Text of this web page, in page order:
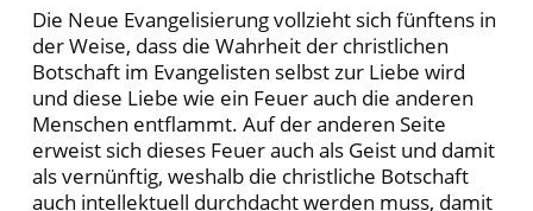
Die Neue Evangelisierung vollzieht sich fünftens in
der Weise, dass die Wahrheit der christlichen
Botschaft im Evangelisten selbst zur Liebe wird
und diese Liebe wie ein Feuer auch die anderen
Menschen entflammt. Auf der anderen Seite
erweist sich dieses Feuer auch als Geist und damit
als vernünftig, weshalb die christliche Botschaft
auch intellektuell durchdacht werden muss, damit